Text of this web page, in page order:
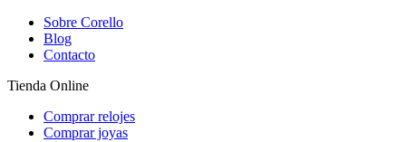
Sobre Corello
Blog
Contacto
Tienda Online
Comprar relojes
Comprar joyas